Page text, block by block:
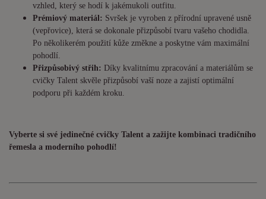
vzhled, který se hodí k jakémukoli outfitu.
Prémiový materiál: Svršek je vyroben z přírodní upravené usně
(vepřovice), která se dokonale přizpůsobí tvaru vašeho chodidla.
Po několikerém použití kůže změkne a poskytne vám maximální
pohodlí.
Přizpůsobivý střih: Díky kvalitnímu zpracování a materiálům se
cvičky Talent skvěle přizpůsobí vaší noze a zajistí optimální
podporu při každém kroku.
Vyberte si své jedinečné cvičky Talent a zažijte kombinaci tradičního
řemesla a moderního pohodlí!